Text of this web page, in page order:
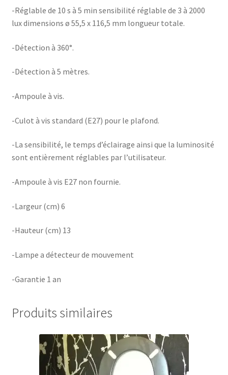
-Réglable de 10 s à 5 min sensibilité réglable de 3 à 2000
lux dimensions ø 55,5 x 116,5 mm longueur totale.
-Détection à 360°.
-Détection à 5 mètres.
-Ampoule à vis.
-Culot à vis standard (E27) pour le plafond.
-La sensibilité, le temps d’éclairage ainsi que la luminosité
sont entièrement réglables par l’utilisateur.
-Ampoule à vis E27 non fournie.
-Largeur (cm) 6
-Hauteur (cm) 13
-Lampe a détecteur de mouvement
-Garantie 1 an
Produits similaires